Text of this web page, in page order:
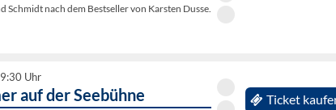
Schmidt nach dem Bestseller von Karsten Dusse.
Uhr
auf der Seebühne Ticket